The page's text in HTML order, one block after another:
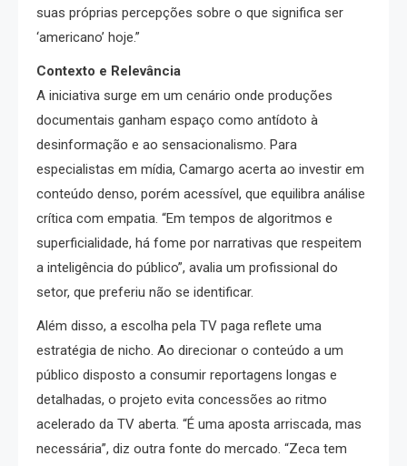
suas próprias percepções sobre o que significa ser
‘americano’ hoje.”
Contexto e Relevância
A iniciativa surge em um cenário onde produções
documentais ganham espaço como antídoto à
desinformação e ao sensacionalismo. Para
especialistas em mídia, Camargo acerta ao investir em
conteúdo denso, porém acessível, que equilibra análise
crítica com empatia. “Em tempos de algoritmos e
superficialidade, há fome por narrativas que respeitem
a inteligência do público”, avalia um profissional do
setor, que preferiu não se identificar.
Além disso, a escolha pela TV paga reflete uma
estratégia de nicho. Ao direcionar o conteúdo a um
público disposto a consumir reportagens longas e
detalhadas, o projeto evita concessões ao ritmo
acelerado da TV aberta. “É uma aposta arriscada, mas
necessária”, diz outra fonte do mercado. “Zeca tem